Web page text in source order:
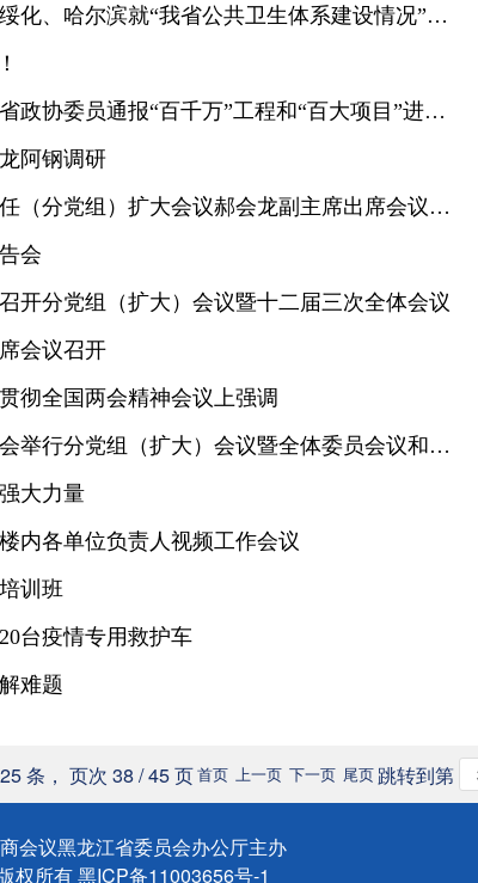
张显友副主席率调研组赴绥化、哈尔滨就“我省公共卫生体系建设情况”进行调研
省政府工作专班负责人向省政协委员通报“百千万”工程和“百大项目”进展情况
阿钢调研
省政协经济委员会召开主任（分党组）扩大会议郝会龙副主席出席会议并讲话
会
开分党组（扩大）会议暨十二届三次全体会议
话
会议召开
彻全国两会精神会议上强调
作出新贡献
省政协人口资源环境委员会举行分党组（扩大）会议暨全体委员会议和委员培训
大力量
内各单位负责人视频工作会议
训班
台疫情专用救护车
难题
条， 页次 38 / 45 页首页 上一页 下一页 尾页 跳转到第
会议黑龙江省委员会办公厅主办
权所有黑ICP备11003656号-1